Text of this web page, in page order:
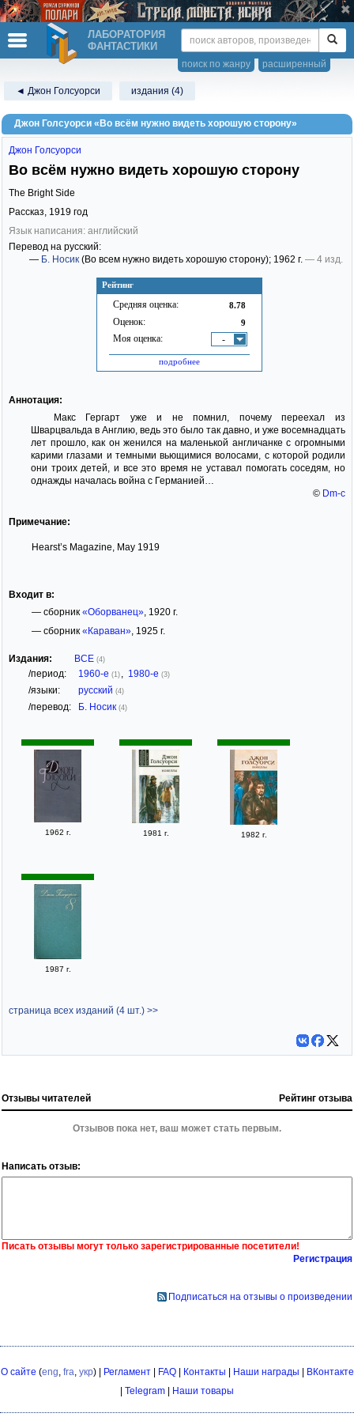
ЛАБОРАТОРИЯ
ФАНТАСТИКИ
расширенный
поиск по жанру
◄ Джон Голсуорси издания (4)
Джон Голсуорси «Во всём нужно видеть хорошую сторону»
Рейтинг
Средняя оценка: 8.78
Оценок: 9
Моя оценка: -
подробнее
Джон Голсуорси
Во всём нужно видеть хорошую сторону
The Bright Side
Рассказ, 1919 год
Язык написания: английский
Перевод на русский:
— Б. Носик (Во всем нужно видеть хорошую сторону); 1962 г. — 4 изд.
Аннотация:
Макс Гергарт уже и не помнил, почему переехал из
Шварцвальда в Англию, ведь это было так давно, и уже восемнадцать
лет прошло, как он женился на маленькой англичанке с огромными
карими глазами и темными вьющимися волосами, с которой родили
они троих детей, и все это время не уставал помогать соседям, но
однажды началась война с Германией…
© Dm-c
Примечание:
Hearst’s Magazine, May 1919
Входит в:
— сборник «Оборванец», 1920 г.
— сборник «Караван», 1925 г.
Издания: ВСЕ (4)
/период: 1960-е (1) 1980-е (3)
/языки: русский (4)
/перевод: Б. Носик (4)
1962 г. 1981 г. 1982 г.
1987 г.
страница всех изданий (4 шт.) >>
Отзывы читателей Рейтинг отзыва
Отзывов пока нет, ваш может стать первым.
Написать отзыв:
Писать отзывы могут только зарегистрированные посетители!
Регистрация
Подписаться на отзывы о произведении
О сайте (eng fra укр) | Регламент| FAQ| Контакты | Наши награды | ВКонтакте
| Telegram | Наши товары